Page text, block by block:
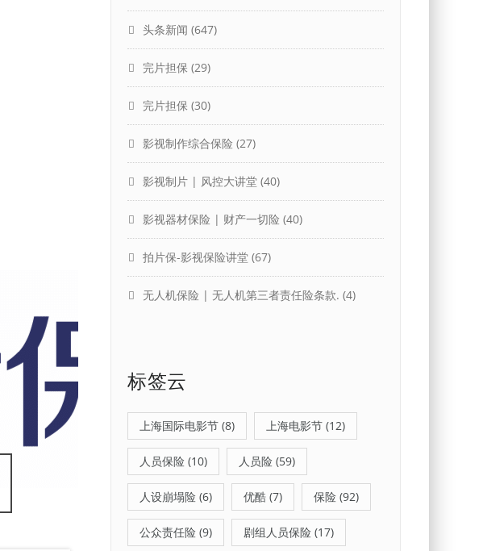
头条新闻 (647)
完片担保 (29)
完片担保 (30)
影视制作综合保险 (27)
影视制片 | 风控大讲堂 (40)
影视器材保险 | 财产一切险 (40)
拍片保-影视保险讲堂 (67)
无人机保险 | 无人机第三者责任险条款. (4)
标签云
上海国际电影节 (8) 上海电影节 (12)
人员保险 (10) 人员险 (59)
人设崩塌险 (6) 优酷 (7) 保险 (92)
公众责任险 (9) 剧组人员保险 (17)